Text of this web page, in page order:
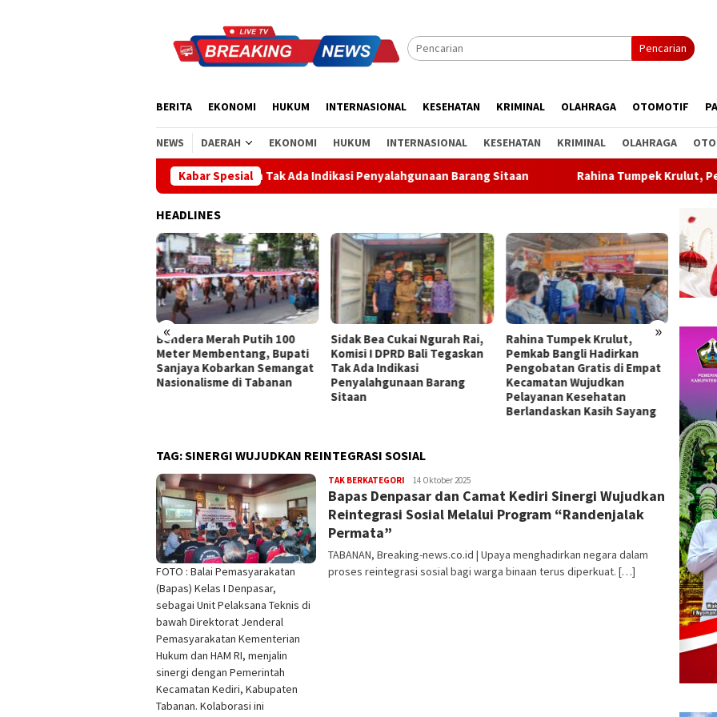
Pencarian
BERITA EKONOMI HUKUM INTERNASIONAL KESEHATAN KRIMINAL OLAHRAGA OTOMOTIF
NEWS DAERAH EKONOMI HUKUM INTERNASIONAL KESEHATAN KRIMINAL OLAHRAGA
Kabar Spesial
Komisi I DPRD Bali Tegaskan Tak Ada Indikasi Penyalahgunaan Barang Sitaan Rahina Tumpek Krulut, Pemkab Bangli
HEADLINES
« »
Bendera Merah Putih 100
Meter Membentang, Bupati
Sanjaya Kobarkan Semangat
Nasionalisme di Tabanan
Sidak Bea Cukai Ngurah Rai,
Komisi I DPRD Bali Tegaskan
Tak Ada Indikasi
Penyalahgunaan Barang
Sitaan
Rahina Tumpek Krulut,
Pemkab Bangli Hadirkan
Pengobatan Gratis di Empat
Kecamatan Wujudkan
Pelayanan Kesehatan
Berlandaskan Kasih Sayang
ABTI
2026
TAG:SINERGI WUJUDKAN REINTEGRASI SOSIAL
FOTO : Balai Pemasyarakatan
(Bapas) Kelas I Denpasar,
sebagai Unit Pelaksana Teknis di
bawah Direktorat Jenderal
Pemasyarakatan Kementerian
Hukum dan HAM RI, menjalin
sinergi dengan Pemerintah
Kecamatan Kediri, Kabupaten
Tabanan. Kolaborasi ini
TAK BERKATEGORI Redaksi
14 Oktober 2025
Bapas Denpasar dan Camat Kediri Sinergi Wujudkan
Reintegrasi Sosial Melalui Program “Randenjalak
Permata”
TABANAN, Breaking-news.co.id | Upaya menghadirkan negara dalam
proses reintegrasi sosial bagi warga binaan terus diperkuat. […]